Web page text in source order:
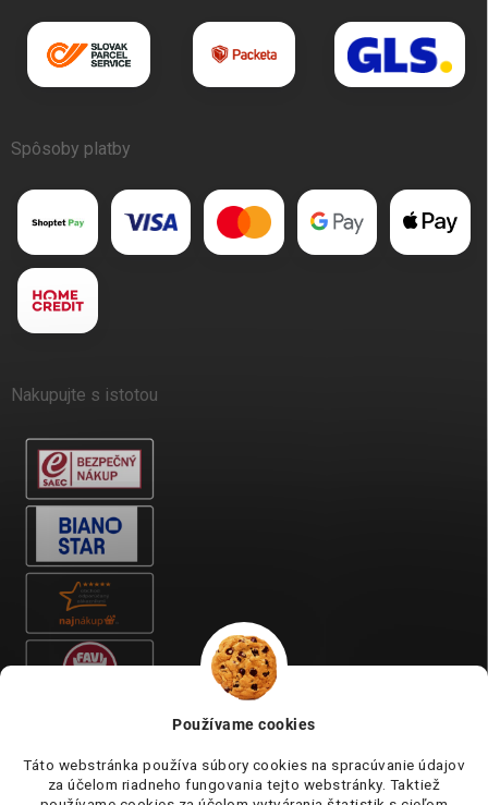
Používame cookies
Táto webstránka používa súbory cookies na spracúvanie údajov
za účelom riadneho fungovania tejto webstránky. Taktiež
Spôsoby platby
Nakupujte s istotou